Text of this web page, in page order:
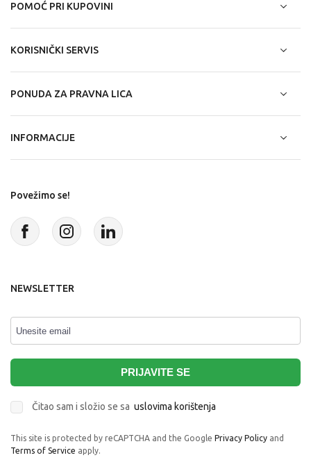
POMOĆ PRI KUPOVINI
KORISNIČKI SERVIS
PONUDA ZA PRAVNA LICA
INFORMACIJE
Povežimo se!
NEWSLETTER
PRIJAVITE SE
Čitao sam i složio se sa uslovima korištenja
This site is protected by reCAPTCHA and the Google Privacy Policy and
Terms of Service apply.